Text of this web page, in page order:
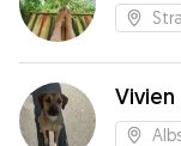
Vivien